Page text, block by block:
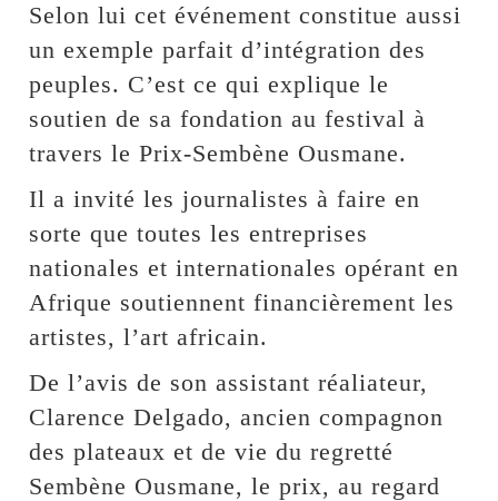
Selon lui cet événement constitue aussi
un exemple parfait d’intégration des
peuples. C’est ce qui explique le
soutien de sa fondation au festival à
travers le Prix-Sembène Ousmane.
Il a invité les journalistes à faire en
sorte que toutes les entreprises
nationales et internationales opérant en
Afrique soutiennent financièrement les
artistes, l’art africain.
De l’avis de son assistant réaliateur,
Clarence Delgado, ancien compagnon
des plateaux et de vie du regretté
Sembène Ousmane, le prix, au regard